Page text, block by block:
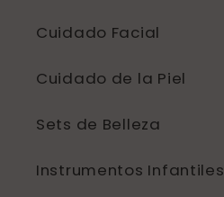
Cuidado Facial
Cuidado de la Piel
Sets de Belleza
Instrumentos Infantiles